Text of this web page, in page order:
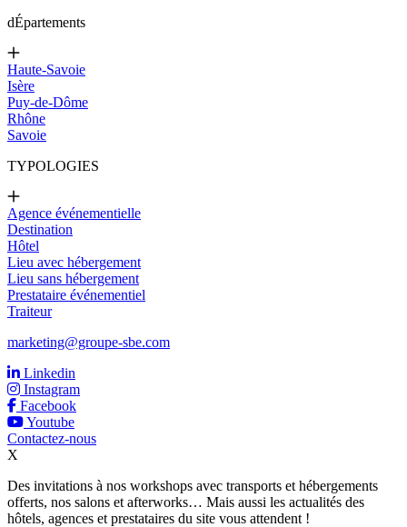
dÉpartements
Haute-Savoie
Isère
Puy-de-Dôme
Rhône
Savoie
TYPOLOGIES
Agence événementielle
Destination
Hôtel
Lieu avec hébergement
Lieu sans hébergement
Prestataire événementiel
Traiteur
marketing@groupe-sbe.com
Linkedin
Instagram
Facebook
Youtube
Contactez-nous
X
Des invitations à nos workshops avec transports et hébergements
offerts, nos salons et afterworks… Mais aussi les actualités des
hôtels, agences et prestataires du site vous attendent !